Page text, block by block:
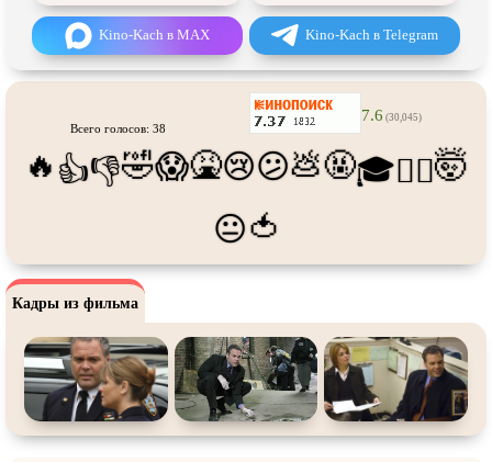
Про тюрьму Про футбол
Про хакеров Про хоккей ифигурное
катание
Про Юристов и
Роуд-муви Сверхспособности
Турецкий сериал
Kino-Kach в MAX Kino-Kach в Telegram
Всего голосов: 38
7.6 (30,045)
🔥 👍👎🤣😱🤮😢😕💩🤬🎓😵‍💫🤯
😐🍅
Кадры из фильма